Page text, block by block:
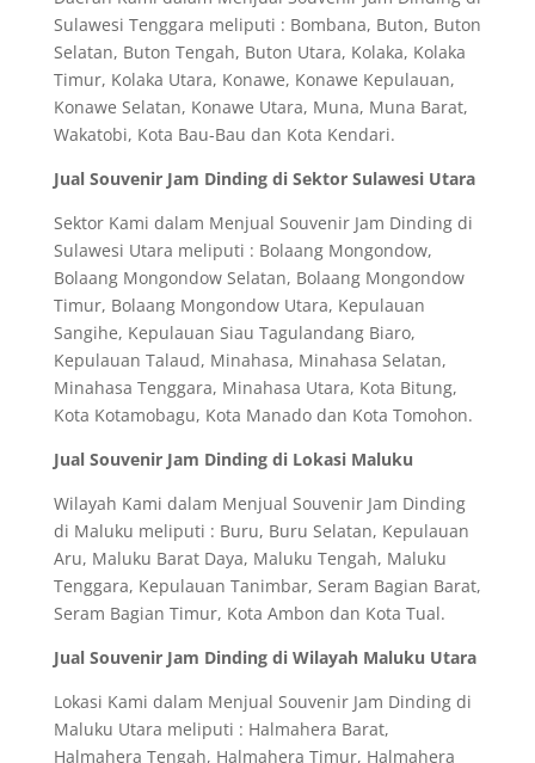
Sulawesi Tenggara meliputi : Bombana, Buton, Buton
Selatan, Buton Tengah, Buton Utara, Kolaka, Kolaka
Timur, Kolaka Utara, Konawe, Konawe Kepulauan,
Konawe Selatan, Konawe Utara, Muna, Muna Barat,
Wakatobi, Kota Bau-Bau dan Kota Kendari.
Jual Souvenir Jam Dinding di Sektor Sulawesi Utara
Sektor Kami dalam Menjual Souvenir Jam Dinding di
Sulawesi Utara meliputi : Bolaang Mongondow,
Bolaang Mongondow Selatan, Bolaang Mongondow
Timur, Bolaang Mongondow Utara, Kepulauan
Sangihe, Kepulauan Siau Tagulandang Biaro,
Kepulauan Talaud, Minahasa, Minahasa Selatan,
Minahasa Tenggara, Minahasa Utara, Kota Bitung,
Kota Kotamobagu, Kota Manado dan Kota Tomohon.
Jual Souvenir Jam Dinding di Lokasi Maluku
Wilayah Kami dalam Menjual Souvenir Jam Dinding
di Maluku meliputi : Buru, Buru Selatan, Kepulauan
Aru, Maluku Barat Daya, Maluku Tengah, Maluku
Tenggara, Kepulauan Tanimbar, Seram Bagian Barat,
Seram Bagian Timur, Kota Ambon dan Kota Tual.
Jual Souvenir Jam Dinding di Wilayah Maluku Utara
Lokasi Kami dalam Menjual Souvenir Jam Dinding di
Maluku Utara meliputi : Halmahera Barat,
Halmahera Tengah, Halmahera Timur, Halmahera